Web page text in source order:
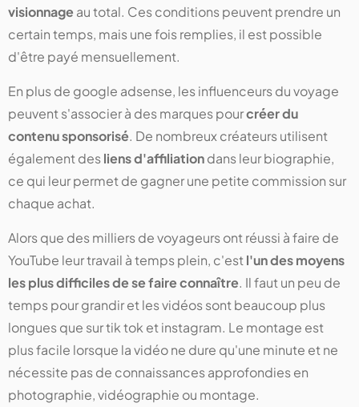
visionnageau total. Ces conditions peuvent prendre un
certain temps, mais une fois remplies, il est possible
d'être payé mensuellement.
En plus de google adsense, les influenceurs du voyage
peuvent s'associer à des marques pourcréer du
contenu sponsorisé. De nombreux créateurs utilisent
également desliens d'affiliationdans leur biographie,
ce qui leur permet de gagner une petite commission sur
chaque achat.
Alors que des milliers de voyageurs ont réussi à faire de
YouTube leur travail à temps plein, c'est l'un des moyens
les plus difficiles de se faire connaître. Il faut un peu de
temps pour grandir et les vidéos sont beaucoup plus
longues que sur tik tok et instagram. Le montage est
plus facile lorsque la vidéo ne dure qu'une minute et ne
nécessite pas de connaissances approfondies en
photographie, vidéographie ou montage.